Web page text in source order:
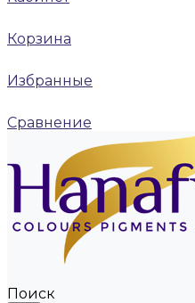
Корзина
Избранные
Сравнение
Поиск